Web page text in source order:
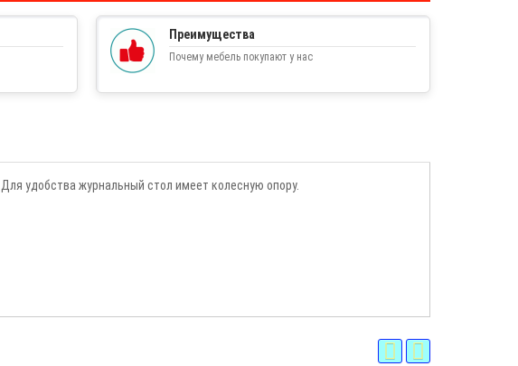
Преимущества
Почему мебель покупают у нас
удобства журнальный стол имеет колесную опору.